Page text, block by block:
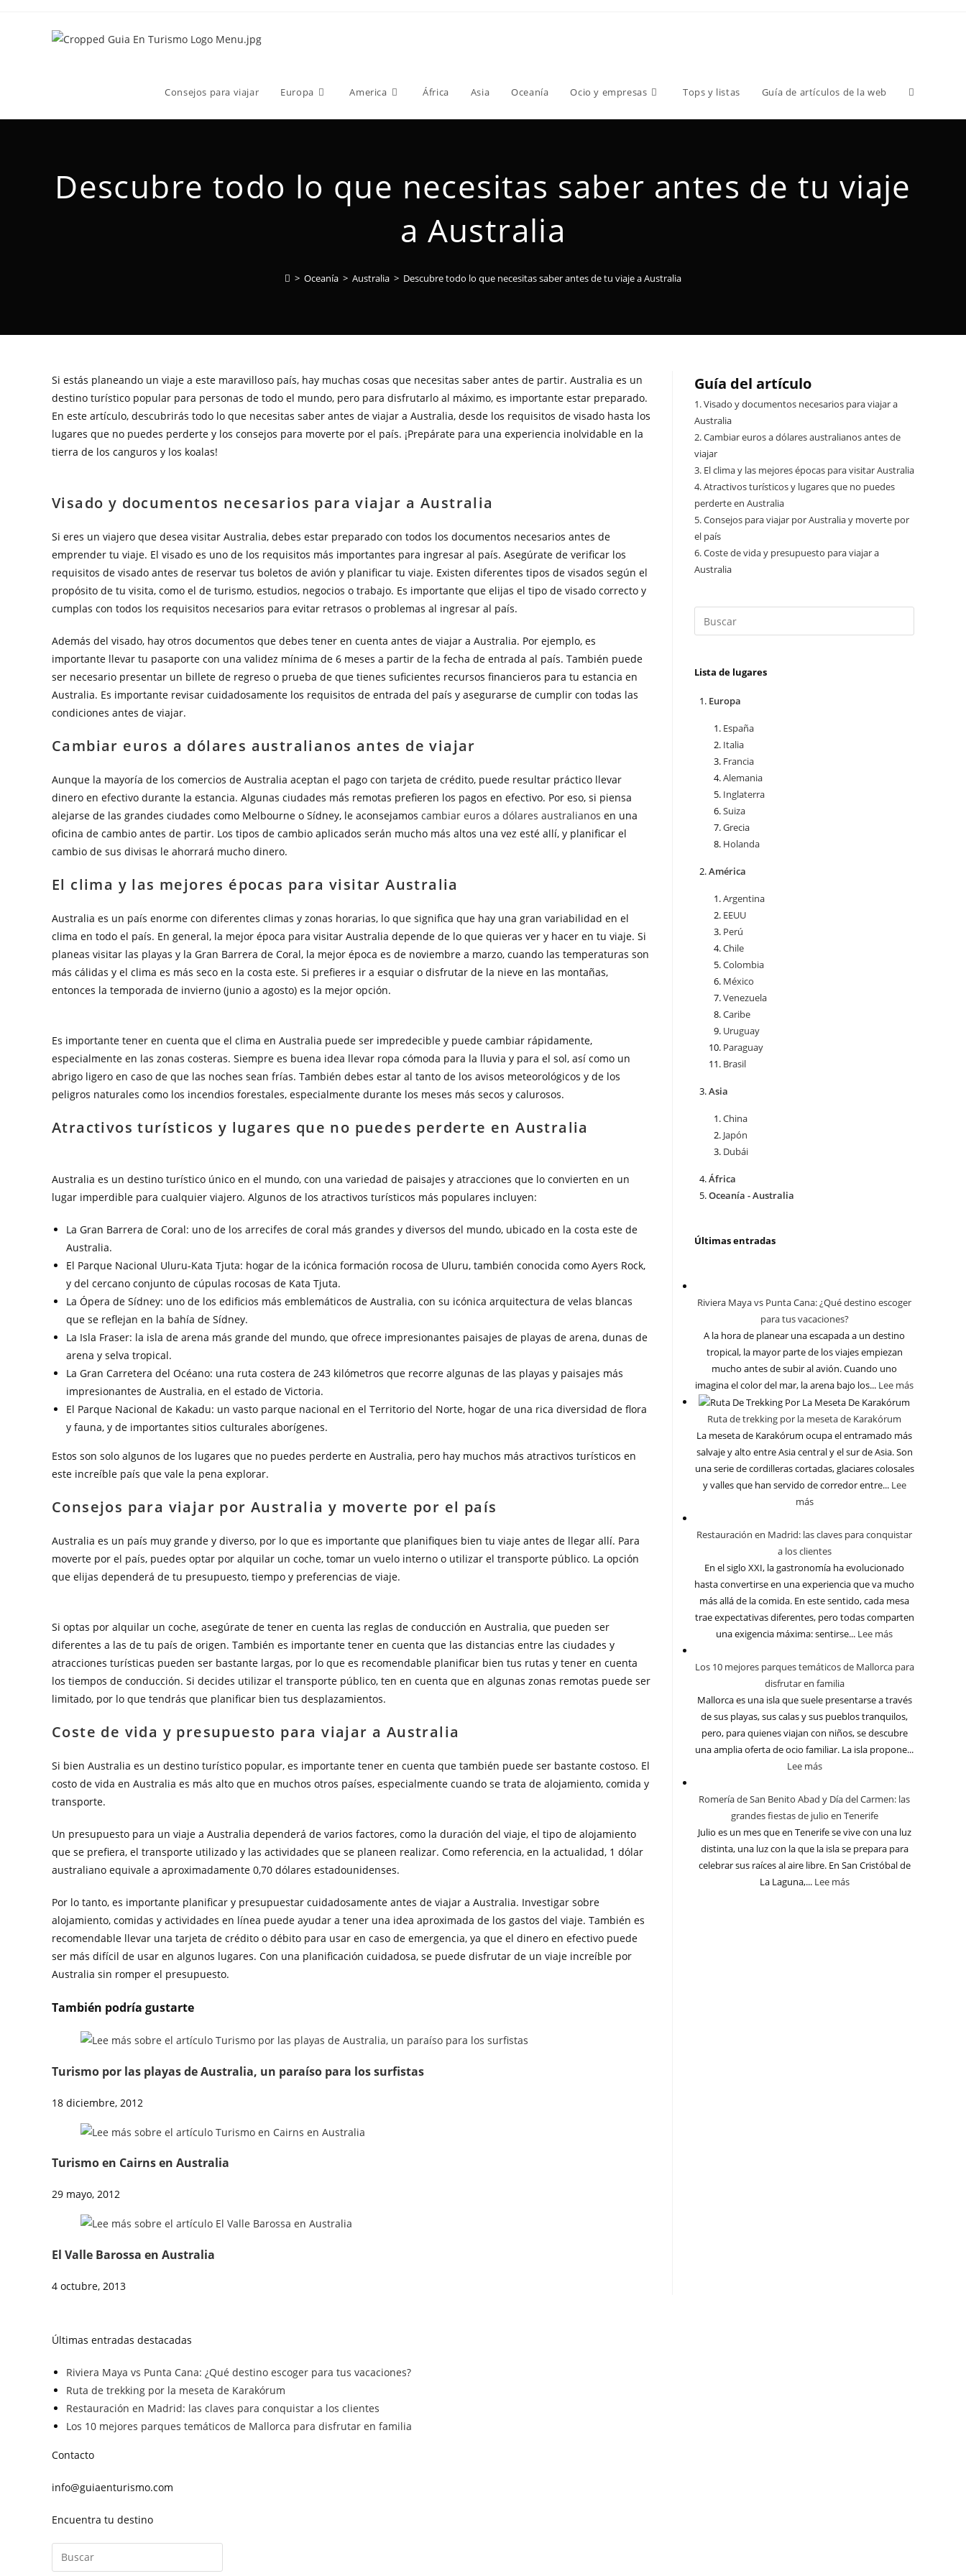
Consejos para viajar Europa America África Asia Oceanía Ocio y empresas Tops y listas Guía de artículos de la web
Descubre todo lo que necesitas saber antes de tu viaje
a Australia
> Oceanía > Australia > Descubre todo lo que necesitas saber antes de tu viaje a Australia
Si estás planeando un viaje a este maravilloso país, hay muchas cosas que necesitas saber antes de partir. Australia es un
destino turístico popular para personas de todo el mundo, pero para disfrutarlo al máximo, es importante estar preparado.
En este artículo, descubrirás todo lo que necesitas saber antes de viajar a Australia, desde los requisitos de visado hasta los
lugares que no puedes perderte y los consejos para moverte por el país. ¡Prepárate para una experiencia inolvidable en la
tierra de los canguros y los koalas!
Visado y documentos necesarios para viajar a Australia
Si eres un viajero que desea visitar Australia, debes estar preparado con todos los documentos necesarios antes de
emprender tu viaje. El visado es uno de los requisitos más importantes para ingresar al país. Asegúrate de verificar los
requisitos de visado antes de reservar tus boletos de avión y planificar tu viaje. Existen diferentes tipos de visados ​​según el
propósito de tu visita, como el de turismo, estudios, negocios o trabajo. Es importante que elijas el tipo de visado correcto y
cumplas con todos los requisitos necesarios para evitar retrasos o problemas al ingresar al país.
Además del visado, hay otros documentos que debes tener en cuenta antes de viajar a Australia. Por ejemplo, es
importante llevar tu pasaporte con una validez mínima de 6 meses a partir de la fecha de entrada al país. También puede
ser necesario presentar un billete de regreso o prueba de que tienes suficientes recursos financieros para tu estancia en
Australia. Es importante revisar cuidadosamente los requisitos de entrada del país y asegurarse de cumplir con todas las
condiciones antes de viajar.
Cambiar euros a dólares australianos antes de viajar
Aunque la mayoría de los comercios de Australia aceptan el pago con tarjeta de crédito, puede resultar práctico llevar
dinero en efectivo durante la estancia. Algunas ciudades más remotas prefieren los pagos en efectivo. Por eso, si piensa
alejarse de las grandes ciudades como Melbourne o Sídney, le aconsejamos cambiar euros a dólares australianos en una
oficina de cambio antes de partir. Los tipos de cambio aplicados serán mucho más altos una vez esté allí, y planificar el
cambio de sus divisas le ahorrará mucho dinero.
El clima y las mejores épocas para visitar Australia
Australia es un país enorme con diferentes climas y zonas horarias, lo que significa que hay una gran variabilidad en el
clima en todo el país. En general, la mejor época para visitar Australia depende de lo que quieras ver y hacer en tu viaje. Si
planeas visitar las playas y la Gran Barrera de Coral, la mejor época es de noviembre a marzo, cuando las temperaturas son
más cálidas y el clima es más seco en la costa este. Si prefieres ir a esquiar o disfrutar de la nieve en las montañas,
entonces la temporada de invierno (junio a agosto) es la mejor opción.
Es importante tener en cuenta que el clima en Australia puede ser impredecible y puede cambiar rápidamente,
especialmente en las zonas costeras. Siempre es buena idea llevar ropa cómoda para la lluvia y para el sol, así como un
abrigo ligero en caso de que las noches sean frías. También debes estar al tanto de los avisos meteorológicos y de los
peligros naturales como los incendios forestales, especialmente durante los meses más secos y calurosos.
Atractivos turísticos y lugares que no puedes perderte en Australia
Australia es un destino turístico único en el mundo, con una variedad de paisajes y atracciones que lo convierten en un
lugar imperdible para cualquier viajero. Algunos de los atractivos turísticos más populares incluyen:
La Gran Barrera de Coral: uno de los arrecifes de coral más grandes y diversos del mundo, ubicado en la costa este de
Australia.
El Parque Nacional Uluru-Kata Tjuta: hogar de la icónica formación rocosa de Uluru, también conocida como Ayers Rock,
y del cercano conjunto de cúpulas rocosas de Kata Tjuta.
La Ópera de Sídney: uno de los edificios más emblemáticos de Australia, con su icónica arquitectura de velas blancas
que se reflejan en la bahía de Sídney.
La Isla Fraser: la isla de arena más grande del mundo, que ofrece impresionantes paisajes de playas de arena, dunas de
arena y selva tropical.
La Gran Carretera del Océano: una ruta costera de 243 kilómetros que recorre algunas de las playas y paisajes más
impresionantes de Australia, en el estado de Victoria.
El Parque Nacional de Kakadu: un vasto parque nacional en el Territorio del Norte, hogar de una rica diversidad de flora
y fauna, y de importantes sitios culturales aborígenes.
Estos son solo algunos de los lugares que no puedes perderte en Australia, pero hay muchos más atractivos turísticos en
este increíble país que vale la pena explorar.
Consejos para viajar por Australia y moverte por el país
Australia es un país muy grande y diverso, por lo que es importante que planifiques bien tu viaje antes de llegar allí. Para
moverte por el país, puedes optar por alquilar un coche, tomar un vuelo interno o utilizar el transporte público. La opción
que elijas dependerá de tu presupuesto, tiempo y preferencias de viaje.
Si optas por alquilar un coche, asegúrate de tener en cuenta las reglas de conducción en Australia, que pueden ser
diferentes a las de tu país de origen. También es importante tener en cuenta que las distancias entre las ciudades y
atracciones turísticas pueden ser bastante largas, por lo que es recomendable planificar bien tus rutas y tener en cuenta
los tiempos de conducción. Si decides utilizar el transporte público, ten en cuenta que en algunas zonas remotas puede ser
limitado, por lo que tendrás que planificar bien tus desplazamientos.
Coste de vida y presupuesto para viajar a Australia
Si bien Australia es un destino turístico popular, es importante tener en cuenta que también puede ser bastante costoso. El
costo de vida en Australia es más alto que en muchos otros países, especialmente cuando se trata de alojamiento, comida y
transporte.
Un presupuesto para un viaje a Australia dependerá de varios factores, como la duración del viaje, el tipo de alojamiento
que se prefiera, el transporte utilizado y las actividades que se planeen realizar. Como referencia, en la actualidad, 1 dólar
australiano equivale a aproximadamente 0,70 dólares estadounidenses.
Por lo tanto, es importante planificar y presupuestar cuidadosamente antes de viajar a Australia. Investigar sobre
alojamiento, comidas y actividades en línea puede ayudar a tener una idea aproximada de los gastos del viaje. También es
recomendable llevar una tarjeta de crédito o débito para usar en caso de emergencia, ya que el dinero en efectivo puede
ser más difícil de usar en algunos lugares. Con una planificación cuidadosa, se puede disfrutar de un viaje increíble por
Australia sin romper el presupuesto.
También podría gustarte
Turismo por las playas de Australia, un paraíso para los surfistas
18 diciembre, 2012
Turismo en Cairns en Australia
29 mayo, 2012
El Valle Barossa en Australia
4 octubre, 2013
Guía del artículo
1.Visado y documentos necesarios para viajar a
Australia
2.Cambiar euros a dólares australianos antes de
viajar
3. El clima y las mejores épocas para visitar Australia
4.Atractivos turísticos y lugares que no puedes
perderte en Australia
5.Consejos para viajar por Australia y moverte por
el país
6.Coste de vida y presupuesto para viajar a
Australia
Lista de lugares
Europa
España
Italia
Francia
Alemania
Inglaterra
Suiza
Grecia
Holanda
América
Argentina
EEUU
Perú
Chile
Colombia
México
Venezuela
Caribe
Uruguay
Paraguay
Brasil
Asia
China
Japón
Dubái
África
Oceanía - Australia
Últimas entradas
Riviera Maya vs Punta Cana: ¿Qué destino escoger
para tus vacaciones?
A la hora de planear una escapada a un destino
tropical, la mayor parte de los viajes empiezan
mucho antes de subir al avión. Cuando uno
imagina el color del mar, la arena bajo los... Lee más
Ruta de trekking por la meseta de Karakórum
La meseta de Karakórum ocupa el entramado más
salvaje y alto entre Asia central y el sur de Asia. Son
una serie de cordilleras cortadas, glaciares colosales
y valles que han servido de corredor entre... Lee
más
Restauración en Madrid: las claves para conquistar
a los clientes
En el siglo XXI, la gastronomía ha evolucionado
hasta convertirse en una experiencia que va mucho
más allá de la comida. En este sentido, cada mesa
trae expectativas diferentes, pero todas comparten
una exigencia máxima: sentirse... Lee más
Los 10 mejores parques temáticos de Mallorca para
disfrutar en familia
Mallorca es una isla que suele presentarse a través
de sus playas, sus calas y sus pueblos tranquilos,
pero, para quienes viajan con niños, se descubre
una amplia oferta de ocio familiar. La isla propone...
Lee más
Romería de San Benito Abad y Día del Carmen: las
grandes fiestas de julio en Tenerife
Julio es un mes que en Tenerife se vive con una luz
distinta, una luz con la que la isla se prepara para
celebrar sus raíces al aire libre. En San Cristóbal de
La Laguna,... Lee más
Últimas entradas destacadas
Riviera Maya vs Punta Cana: ¿Qué destino escoger para tus vacaciones?
Ruta de trekking por la meseta de Karakórum
Restauración en Madrid: las claves para conquistar a los clientes
Los 10 mejores parques temáticos de Mallorca para disfrutar en familia
Contacto
info@guiaenturismo.com
Encuentra tu destino